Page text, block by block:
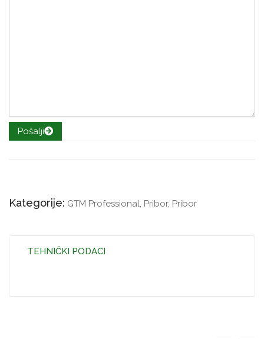
Pošalji
Kategorije: GTM Professional, Pribor, Pribor
TEHNIČKI PODACI